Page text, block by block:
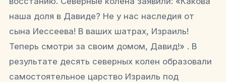
наша доля в Давиде? Не у нас наследия от
сына Иессеева! В ваших шатрах, Израиль!
Теперь смотри за своим домом, Давид!» . В
результате десять северных колен образовали
самостоятельное царство Израиль под